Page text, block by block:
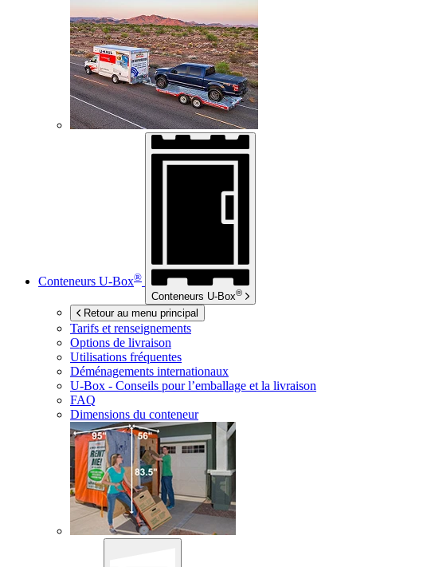
Conteneurs U-Box®
Conteneurs U-Box®
Retour au menu principal
Tarifs et renseignements
Options de livraison
Utilisations fréquentes
Déménagements internationaux
U-Box - Conseils pour l’emballage et la livraison
FAQ
Dimensions du conteneur